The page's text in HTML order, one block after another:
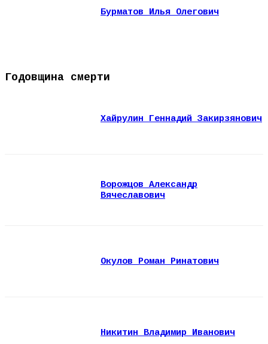
Бурматов Илья Олегович
Годовщина смерти
Хайрулин Геннадий Закирзянович
Ворожцов Александр
Вячеславович
Окулов Роман Ринатович
Никитин Владимир Иванович